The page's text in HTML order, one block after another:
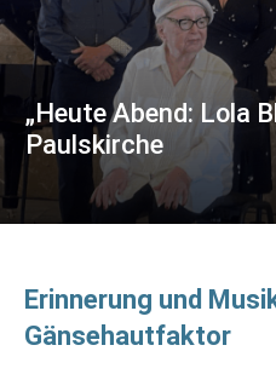
„Heute Abend: Lola
Paulskirche
Erinnerung und
Gänsehautfaktor